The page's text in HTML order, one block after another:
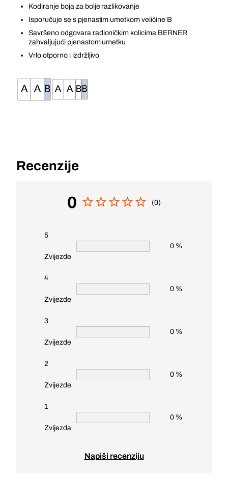
Kodiranje boja za bolje razlikovanje
Isporučuje se s pjenastim umetkom veličine B
Savršeno odgovara radioničkim kolicima BERNER
zahvaljujući pjenastom umetku
Vrlo otporno i izdržljivo
Recenzije
0 (0)
5
Zvijezde
0 %
4
Zvijezde
0 %
3
Zvijezde
0 %
2
Zvijezde
0 %
1
Zvijezda
0 %
Napiši recenziju